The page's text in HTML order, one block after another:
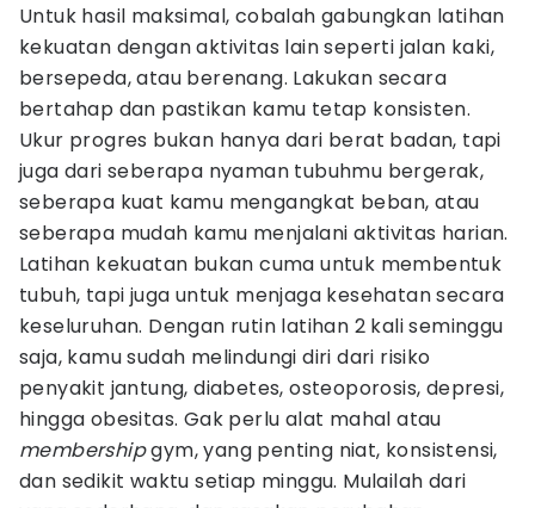
Untuk hasil maksimal, cobalah gabungkan latihan
kekuatan dengan aktivitas lain seperti jalan kaki,
bersepeda, atau berenang. Lakukan secara
bertahap dan pastikan kamu tetap konsisten.
Ukur progres bukan hanya dari berat badan, tapi
juga dari seberapa nyaman tubuhmu bergerak,
seberapa kuat kamu mengangkat beban, atau
seberapa mudah kamu menjalani aktivitas harian.
Latihan kekuatan bukan cuma untuk membentuk
tubuh, tapi juga untuk menjaga kesehatan secara
keseluruhan. Dengan rutin latihan 2 kali seminggu
saja, kamu sudah melindungi diri dari risiko
penyakit jantung, diabetes, osteoporosis, depresi,
hingga obesitas. Gak perlu alat mahal atau
membershipgym, yang penting niat, konsistensi,
dan sedikit waktu setiap minggu. Mulailah dari